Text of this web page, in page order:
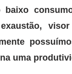
baixo
uma